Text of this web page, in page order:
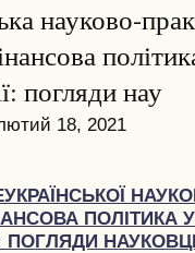
науково-
погляди нау
18, 2021
ПОЛІТИКА
ПОГЛЯДИ